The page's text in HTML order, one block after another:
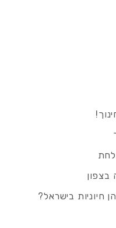
בצפון
חיוניות בישראל?